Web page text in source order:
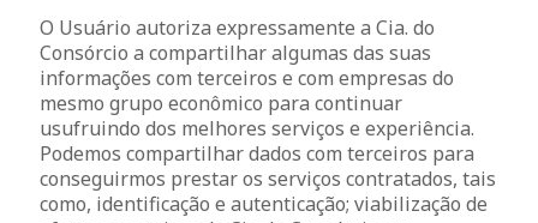
O Usuário autoriza expressamente a Cia. do
Consórcio a compartilhar algumas das suas
informações com terceiros e com empresas do
mesmo grupo econômico para continuar
usufruindo dos melhores serviços e experiência.
Podemos compartilhar dados com terceiros para
conseguirmos prestar os serviços contratados, tais
como, identificação e autenticação; viabilização de